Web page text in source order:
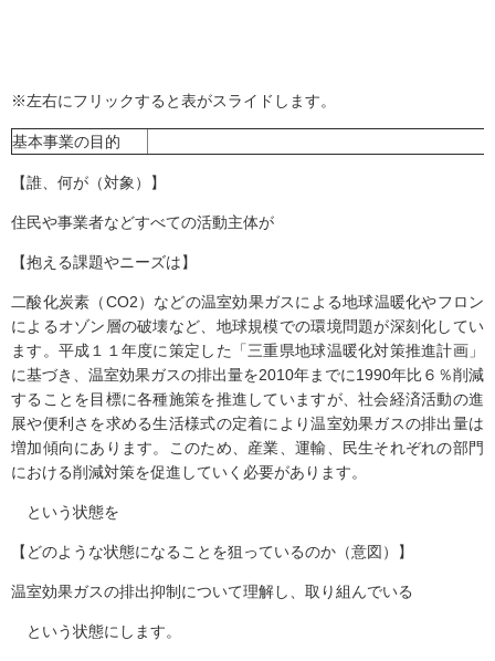
※左右にフリックすると表がスライドします。
基本事業の目的
【誰、何が（対象）】
住民や事業者などすべての活動主体が
【抱える課題やニーズは】
二酸化炭素（CO2）などの温室効果ガスによる地球温暖化やフロン
によるオゾン層の破壊など、地球規模での環境問題が深刻化してい
ます。平成１１年度に策定した「三重県地球温暖化対策推進計画」
に基づき、温室効果ガスの排出量を2010年までに1990年比６％削減
することを目標に各種施策を推進していますが、社会経済活動の進
展や便利さを求める生活様式の定着により温室効果ガスの排出量は
増加傾向にあります。このため、産業、運輸、民生それぞれの部門
における削減対策を促進していく必要があります。
という状態を
【どのような状態になることを狙っているのか（意図）】
温室効果ガスの排出抑制について理解し、取り組んでいる
という状態にします。